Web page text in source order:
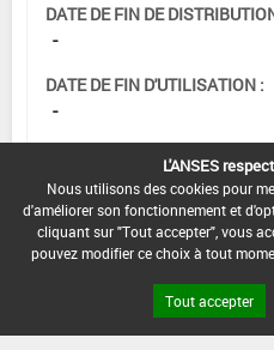
DATE DE FIN DE
-
DATE DE FIN D'UTILISATION :
-
L'ANSES
Nous utilisons des cookies pour
d'améliorer son fonctionnement et
cliquant sur "Tout accepter", vous
pouvez modifier ce choix à tout
Tout accepter